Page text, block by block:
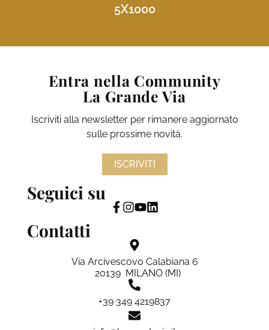
5X1000
Contatti
Via Arcivescovo Calabiana 6
20139 MILANO (MI)
+39 349 4219837
Seguici su
Entra nella Community
La Grande Via
Iscriviti alla newsletter per rimanere aggiornato
sulle prossime novità.
ISCRIVITI